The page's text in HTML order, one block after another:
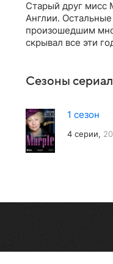
Старый друг мисс
Англии.
произошедшим
скрывал все эти
Сезоны
1 сезон
4 серии,